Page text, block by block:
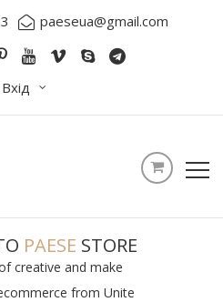
paeseua@gmail.com
Вхід
PAESE STORE
creative and make
from Unite